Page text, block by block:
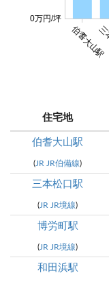
伯耆大山駅
0万円/坪
住宅地
伯耆大山駅
(JR JR伯備線)
三本松口駅
(JR JR境線)
博労町駅
(JR JR境線)
和田浜駅